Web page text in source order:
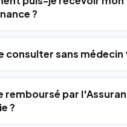
?
consulter sans
remboursé par
?